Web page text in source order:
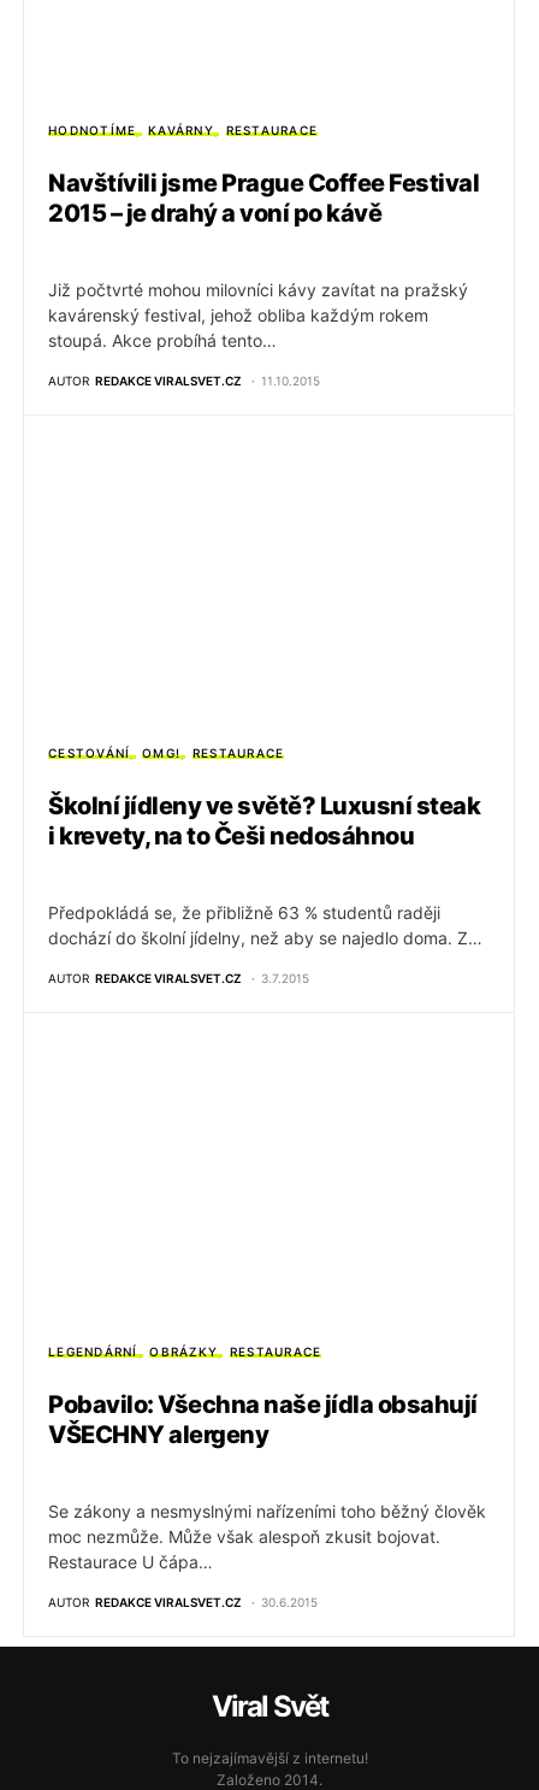
HODNOTÍME KAVÁRNY RESTAURACE
Navštívili jsme Prague Coffee Festival
2015 – je drahý a voní po kávě
Již počtvrté mohou milovníci kávy zavítat na pražský
kavárenský festival, jehož obliba každým rokem
stoupá. Akce probíhá tento…
AUTOR REDAKCE VIRALSVET.CZ 11.10.2015
CESTOVÁNÍ OMG! RESTAURACE
Školní jídleny ve světě? Luxusní steak
i krevety, na to Češi nedosáhnou
Předpokládá se, že přibližně 63 % studentů raději
dochází do školní jídelny, než aby se najedlo doma. Z…
AUTOR REDAKCE VIRALSVET.CZ 3.7.2015
LEGENDÁRNÍ OBRÁZKY RESTAURACE
Pobavilo: Všechna naše jídla obsahují
VŠECHNY alergeny
Se zákony a nesmyslnými nařízeními toho běžný člověk
moc nezmůže. Může však alespoň zkusit bojovat.
Restaurace U čápa…
AUTOR REDAKCE VIRALSVET.CZ 30.6.2015
Viral Svět
To nejzajímavější z internetu!
Založeno 2014.